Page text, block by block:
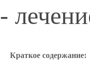
-
Краткое содержание: